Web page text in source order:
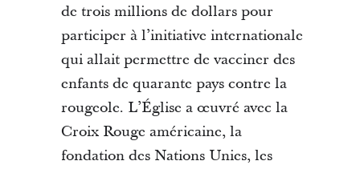
de trois millions de dollars pour
participer à l’initiative internationale
qui allait permettre de vacciner des
enfants de quarante pays contre la
rougeole. L’Église a œuvré avec la
Croix Rouge américaine, la
fondation des Nations Unies, les